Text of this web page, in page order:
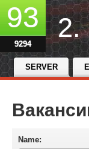
93
9294
2.
SERVER
Name: